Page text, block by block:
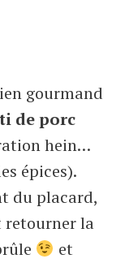
gourmand
de porc
hein…
épices).
du placard,
retourner la
et